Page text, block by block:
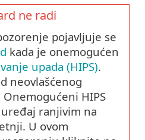
ne radi
pojavljuje se
kada je onemogućen
upada (HIPS).
neovlašćenog
HIPS
ranjivim na
U ovom